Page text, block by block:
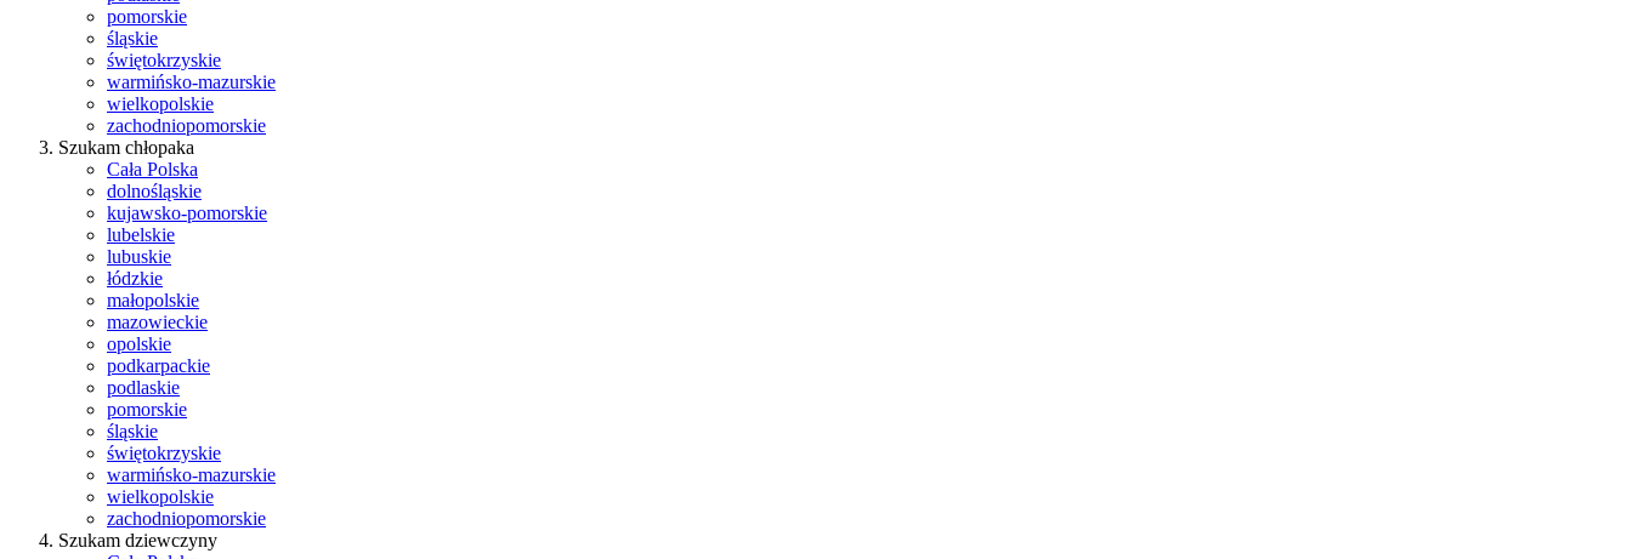
pomorskie
śląskie
świętokrzyskie
warmińsko-mazurskie
wielkopolskie
zachodniopomorskie
Szukam chłopaka
Cała Polska
dolnośląskie
kujawsko-pomorskie
lubelskie
lubuskie
łódzkie
małopolskie
mazowieckie
opolskie
podkarpackie
podlaskie
pomorskie
śląskie
świętokrzyskie
warmińsko-mazurskie
wielkopolskie
zachodniopomorskie
Szukam dziewczyny